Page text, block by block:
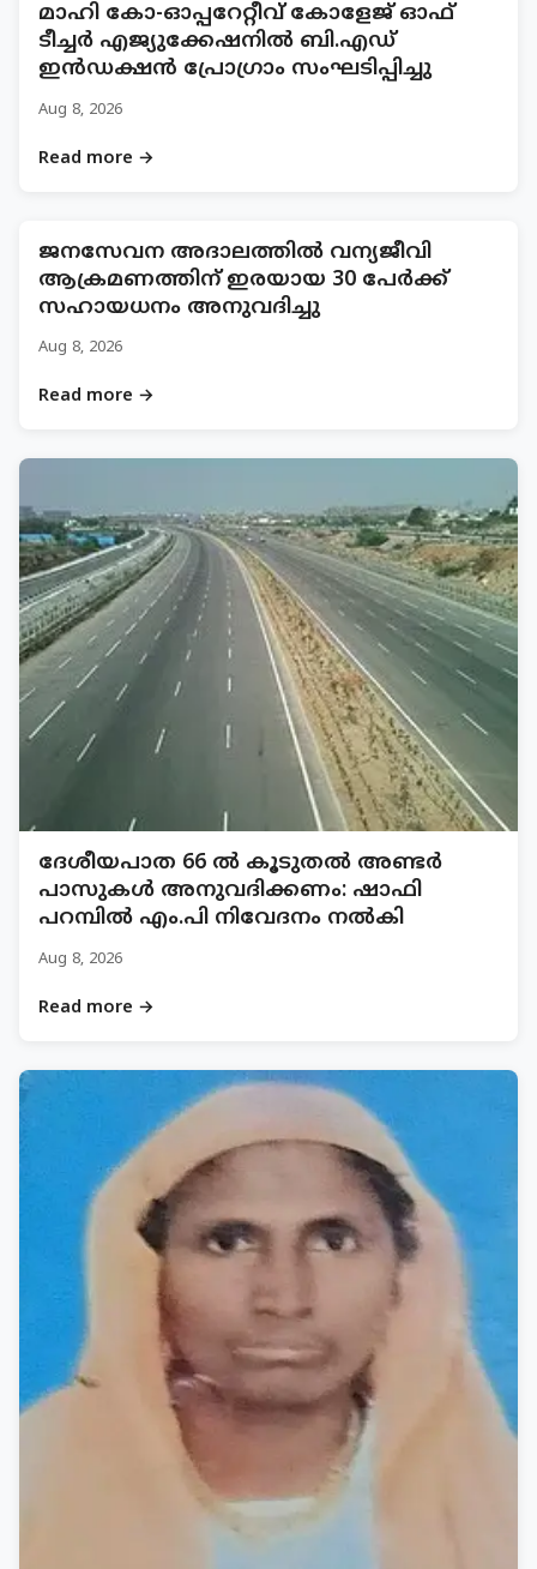
മാഹി കോ-ഓപ്പറേറ്റീവ് കോളേജ് ഓഫ്
ടീച്ചർ എജ്യുക്കേഷനിൽ ബി.എഡ്
ഇൻഡക്ഷൻ പ്രോഗ്രാം സംഘടിപ്പിച്ചു
Aug 8, 2026
Read more →
ജനസേവന അദാലത്തിൽ വന്യജീവി
ആക്രമണത്തിന് ഇരയായ 30 പേർക്ക്
സഹായധനം അനുവദിച്ചു
Aug 8, 2026
Read more →
ദേശീയപാത 66 ൽ കൂടുതൽ അണ്ടർ
പാസുകൾ അനുവദിക്കണം: ഷാഫി
പറമ്പിൽ എം.പി നിവേദനം നൽകി
Aug 8, 2026
Read more →